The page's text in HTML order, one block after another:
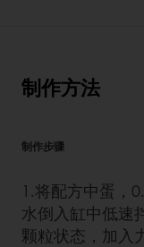
制作方法
制作步骤
1.将配方中蛋，
水倒入缸中低速
颗粒状态，加入